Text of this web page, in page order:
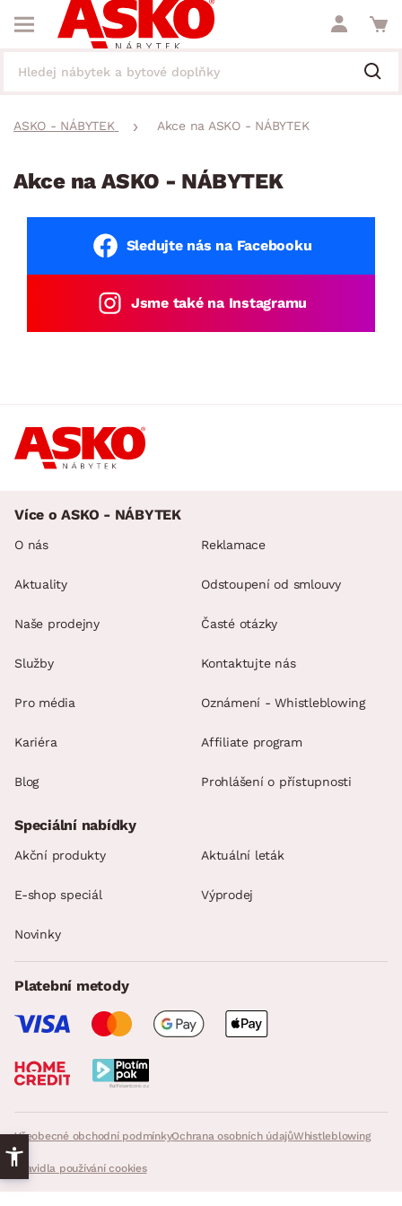
ASKO - NÁBYTEK Akce na ASKO - NÁBYTEK
Akce na ASKO - NÁBYTEK
Sledujte nás na Facebooku
Jsme také na Instagramu
Více o ASKO - NÁBYTEK
O nás
Aktuality
Naše prodejny
Služby
Pro média
Kariéra
Blog
Reklamace
Odstoupení od smlouvy
Časté otázky
Kontaktujte nás
Oznámení - Whistleblowing
Affiliate program
Prohlášení o přístupnosti
Všeobecné obchodní podmínkyOchrana osobních údajůWhistleblowing
Pravidla používání cookies
Speciální nabídky
Akční produkty Aktuální leták
E-shop speciál Výprodej
Novinky
Platební metody